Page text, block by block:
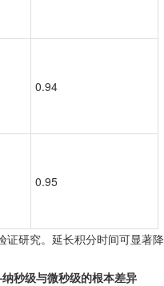
0.94
0.95
研究。延长积分时间可显著
秒级与微秒级的根本差异